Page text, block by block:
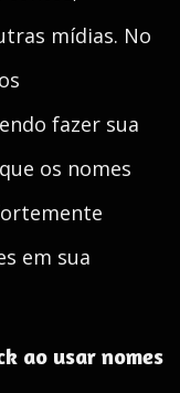
mídias. No
fazer sua
os nomes
em sua
ao usar nomes